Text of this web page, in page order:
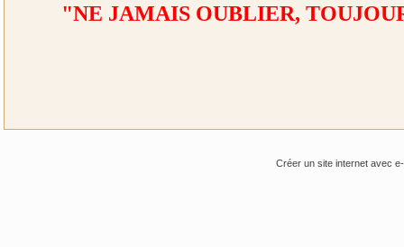
"NE JAMAIS OUBLIER,
Créer un site internet avec